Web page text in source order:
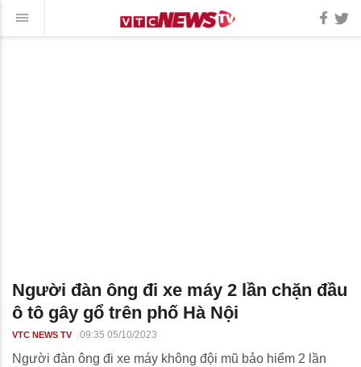
Người đàn ông đi xe máy 2 lần chặn đầu
ô tô gây gổ trên phố Hà Nội
VTC NEWS TV 09:35 05/10/2023
Người đàn ông đi xe máy không đội mũ bảo hiểm 2 lần